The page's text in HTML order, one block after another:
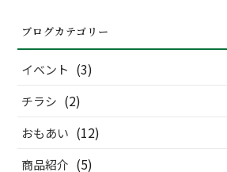
ブログカテゴリー
イベント (3)
チラシ (2)
おもあい (12)
商品紹介 (5)